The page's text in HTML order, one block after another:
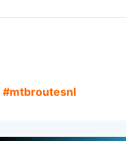
#mtbroutesnl